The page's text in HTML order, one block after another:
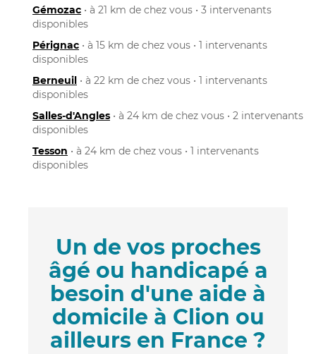
Gémozac • à 21 km de chez vous • 3 intervenants
disponibles
Pérignac • à 15 km de chez vous • 1 intervenants
disponibles
Berneuil • à 22 km de chez vous • 1 intervenants
disponibles
Salles-d'Angles • à 24 km de chez vous • 2 intervenants
disponibles
Tesson • à 24 km de chez vous • 1 intervenants
disponibles
Un de vos proches
âgé ou handicapé a
besoin d'une aide à
domicile à Clion ou
ailleurs en France ?